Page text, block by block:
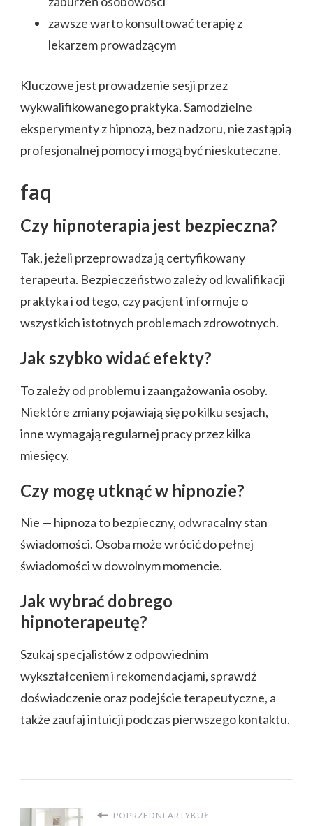
zawsze warto konsultować terapię z
lekarzem prowadzącym
Kluczowe jest prowadzenie sesji przez
wykwalifikowanego praktyka. Samodzielne
eksperymenty z hipnozą, bez nadzoru, nie zastąpią
profesjonalnej pomocy i mogą być nieskuteczne.
faq
Czy hipnoterapia jest bezpieczna?
Tak, jeżeli przeprowadza ją certyfikowany
terapeuta. Bezpieczeństwo zależy od kwalifikacji
praktyka i od tego, czy pacjent informuje o
wszystkich istotnych problemach zdrowotnych.
Jak szybko widać efekty?
To zależy od problemu i zaangażowania osoby.
Niektóre zmiany pojawiają się po kilku sesjach,
inne wymagają regularnej pracy przez kilka
miesięcy.
Czy mogę utknąć w hipnozie?
Nie — hipnoza to bezpieczny, odwracalny stan
świadomości. Osoba może wrócić do pełnej
świadomości w dowolnym momencie.
Jak wybrać dobrego
hipnoterapeutę?
Szukaj specjalistów z odpowiednim
wykształceniem i rekomendacjami, sprawdź
doświadczenie oraz podejście terapeutyczne, a
także zaufaj intuicji podczas pierwszego kontaktu.
POPRZEDNI ARTYKUŁ